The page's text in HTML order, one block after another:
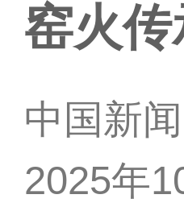
窑火传
中国新
2025年